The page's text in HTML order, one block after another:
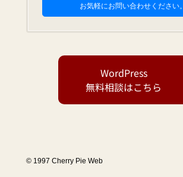
お気軽にお問い合わせください。
WordPress
無料相談はこちら
© 1997 Cherry Pie Web